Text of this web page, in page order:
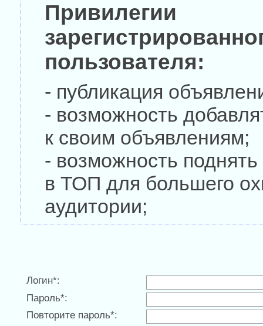
Привилегии
пользователя:
- публикация
- возможность
к своим объявлениям;
- возможность
в ТОП для большего
аудитории;
Логин*:
Пароль*:
Повторите пароль*: